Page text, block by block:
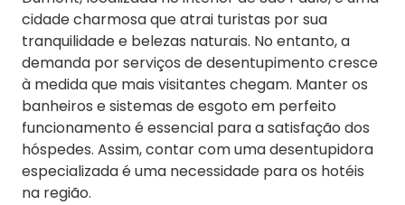
cidade charmosa que atrai turistas por sua
tranquilidade e belezas naturais. No entanto, a
demanda por serviços de desentupimento cresce
à medida que mais visitantes chegam. Manter os
banheiros e sistemas de esgoto em perfeito
funcionamento é essencial para a satisfação dos
hóspedes. Assim, contar com uma desentupidora
especializada é uma necessidade para os hotéis
na região.